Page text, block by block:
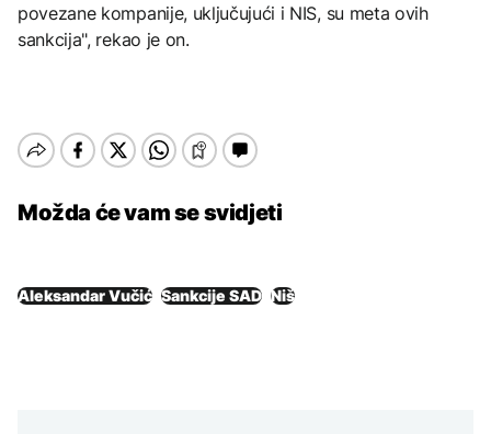
povezane kompanije, uključujući i NIS, su meta ovih
sankcija", rekao je on.
Možda će vam se svidjeti
Aleksandar Vučić Sankcije SAD Niš